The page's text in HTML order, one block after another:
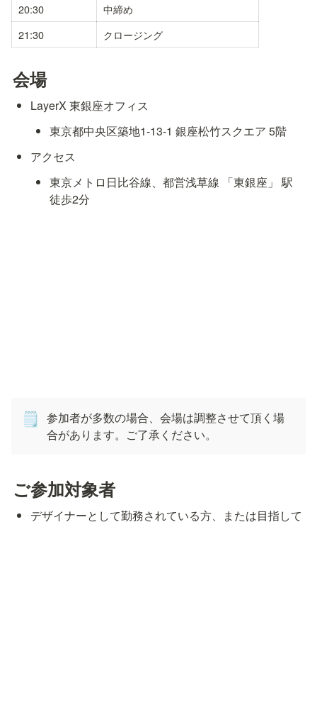
20:30
中締め
21:30
クロージング
会場
LayerX 東銀座オフィス
東京都中央区築地1-13-1 銀座松竹スクエア 5階
アクセス
東京メトロ日比谷線、都営浅草線 「東銀座」 駅
徒歩2分
🗒️ 参加者が多数の場合、会場は調整させて頂く場
合があります。ご了承ください。
ご参加対象者
デザイナーとして勤務されている方、または目指して